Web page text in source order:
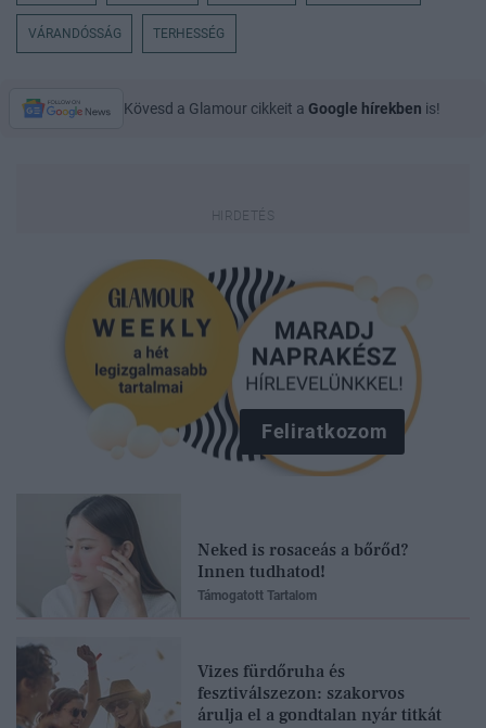
VÁRANDÓSSÁG TERHESSÉG
Kövesd a Glamour cikkeit a Google hírekben is!
Feliratkozom
Neked is rosaceás a bőrőd?
Innen tudhatod!
Támogatott Tartalom
Vizes fürdőruha és
fesztiválszezon: szakorvos
árulja el a gondtalan nyár titkát